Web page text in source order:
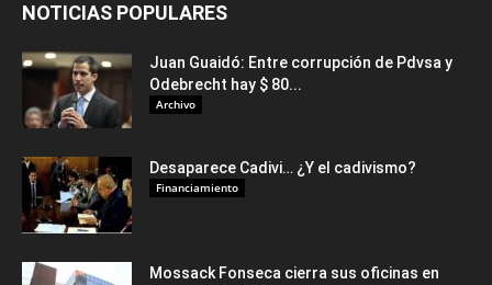
NOTICIAS POPULARES
Juan Guaidó: Entre corrupción de Pdvsa y
Odebrecht hay $ 80...
Archivo
Desaparece Cadivi… ¿Y el cadivismo?
Financiamiento
Mossack Fonseca cierra sus oficinas en